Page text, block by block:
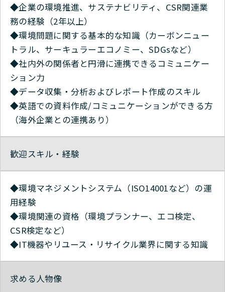
◆企業の環境推進、サステナビリティ、CSR関連業
務の経験（2年以上）
◆環境問題に関する基本的な知識（カーボンニュー
トラル、サーキュラーエコノミー、SDGsなど）
◆社内外の関係者と円滑に連携できるコミュニケー
ション力
◆データ収集・分析およびレポート作成のスキル
◆英語での資料作成/コミュニケーションができる方
（海外企業との連携あり）
歓迎スキル・経験
◆環境マネジメントシステム（ISO14001など）の運
用経験
◆環境関連の資格（環境プランナー、エコ検定、
CSR検定など）
◆IT機器やリユース・リサイクル業界に関する知識
求める人物像